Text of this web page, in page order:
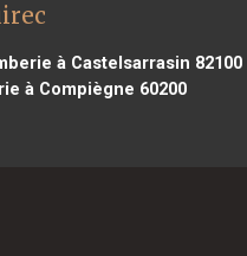
à Castelsarrasin 82100
à Compiègne 60200